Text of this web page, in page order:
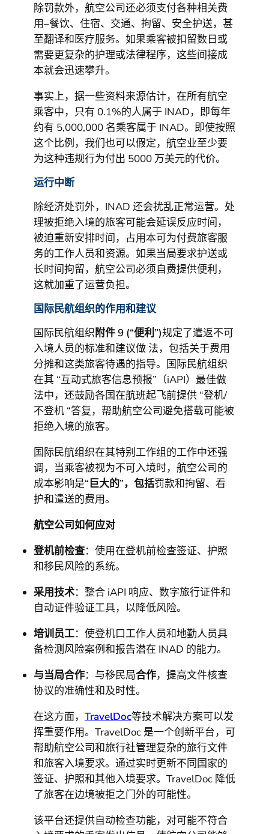
除罚款外，航空公司还必须支付各种相关费
用–餐饮、住宿、交通、拘留、安全护送，甚
至翻译和医疗服务。如果乘客被扣留数日或
需要更复杂的护理或法律程序，这些间接成
本就会迅速攀升。
事实上，据一些资料来源估计，在所有航空
乘客中，只有 0.1%的人属于 INAD，即每年
约有 5,000,000 名乘客属于 INAD。即使按照
这个比例，我们也可以假定，航空业至少要
为这种违规行为付出 5000 万美元的代价。
运行中断
除经济处罚外，INAD 还会扰乱正常运营。处
理被拒绝入境的旅客可能会延误反应时间，
被迫重新安排时间，占用本可为付费旅客服
务的工作人员和资源。如果当局要求护送或
长时间拘留，航空公司必须自费提供便利，
这就加重了运营负担。
国际民航组织的作用和建议
国际民航组织附件 9 (“便利”)规定了遣返不可
入境人员的标准和建议做 法，包括关于费用
分摊和这类旅客待遇的指导。国际民航组织
在其 “互动式旅客信息预报”（iAPI）最佳做
法中，还鼓励各国在航班起飞前提供 “登机/
不登机 “答复，帮助航空公司避免搭载可能被
拒绝入境的旅客。
国际民航组织在其特别工作组的工作中还强
调，当乘客被视为不可入境时，航空公司的
成本影响是“巨大的”，包括罚款和拘留、看
护和遣送的费用。
航空公司如何应对
登机前检查：使用在登机前检查签证、护照
和移民风险的系统。
采用技术：整合 iAPI 响应、数字旅行证件和
自动证件验证工具，以降低风险。
培训员工：使登机口工作人员和地勤人员具
备检测风险案例和报告潜在 INAD 的能力。
与当局合作：与移民局合作，提高文件核查
协议的准确性和及时性。
在这方面， TravelDoc等技术解决方案可以发
挥重要作用。TravelDoc 是一个创新平台，可
帮助航空公司和旅行社管理复杂的旅行文件
和旅客入境要求。通过实时更新不同国家的
签证、护照和其他入境要求。TravelDoc 降低
了旅客在边境被拒之门外的可能性。
该平台还提供自动检查功能，对可能不符合